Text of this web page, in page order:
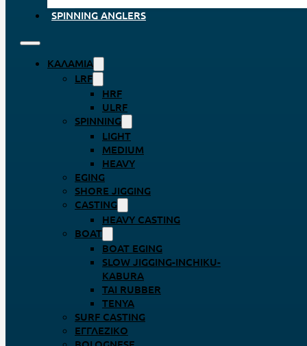
SPINNING ANGLERS
ΚΑΛΆΜΙΑ
LRF
HRF
ULRF
SPINNING
LIGHT
MEDIUM
HEAVY
EGING
SHORE JIGGING
CASTING
HEAVY CASTING
BOAT
BOAT EGING
SLOW JIGGING-INCHIKU-
KABURA
TAI RUBBER
TENYA
SURF CASTING
ΕΓΓΛΈΖΙΚΟ